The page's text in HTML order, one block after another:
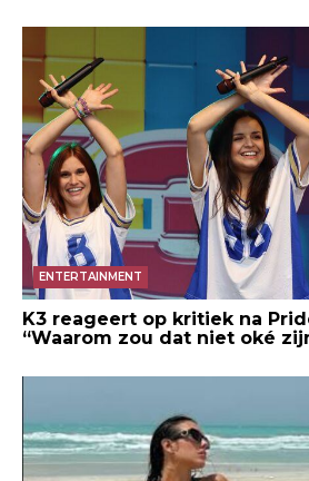
ENTERTAINMENT
K3 reageert op kritiek na
“Waarom zou dat niet oké